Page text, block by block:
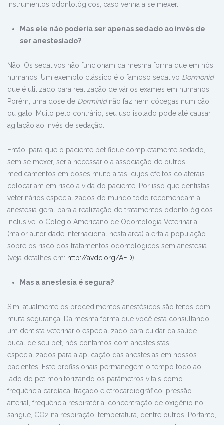
instrumentos odontológicos, caso venha a se mexer.
Mas ele não poderia ser apenas sedado ao invés de
ser anestesiado?
Não. Os sedativos não funcionam da mesma forma que em nós
humanos. Um exemplo clássico é o famoso sedativo Dormonid
que é utilizado para realização de vários exames em humanos.
Porém, uma dose de Dorminidnão faz nem cócegas num cão
ou gato. Muito pelo contrário, seu uso isolado pode até causar
agitação ao invés de sedação.
Então, para que o paciente pet fique completamente sedado,
sem se mexer, seria necessário a associação de outros
medicamentos em doses muito altas, cujos efeitos colaterais
colocariam em risco a vida do paciente. Por isso que dentistas
veterinários especializados do mundo todo recomendam a
anestesia geral para a realização de tratamentos odontológicos.
Inclusive, o Colégio Americano de Odontologia Veterinária
(maior autoridade internacional nesta área) alerta a população
sobre os risco dos tratamentos odontológicos sem anestesia.
(veja detalhes em: http://avdc.org/AFD).
Mas a anestesia é segura?
Sim, atualmente os procedimentos anestésicos são feitos com
muita segurança. Da mesma forma que você está consultando
um dentista veterinário especializado para cuidar da saúde
bucal de seu pet, nós contamos com anestesistas
especializados para a aplicação das anestesias em nossos
pacientes. Este profissionais permanegem o tempo todo ao
lado do pet monitorizando os parâmetros vitais como
frequência cardíaca, traçado eletrocardiográfico, pressão
arterial, frequência respiratória, concentração de oxigênio no
sangue, CO2 na respiração, temperatura, dentre outros. Portanto,